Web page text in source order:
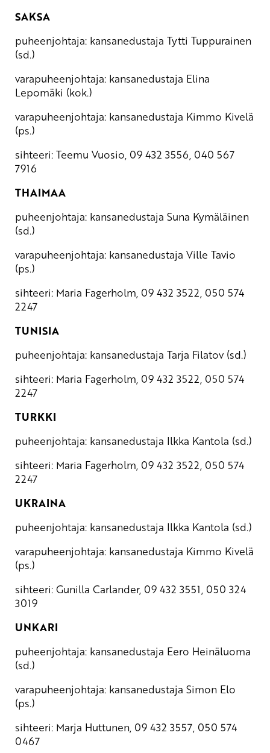
SAKSA
puheenjohtaja: kansanedustaja Tytti Tuppurainen
(sd.)
varapuheenjohtaja: kansanedustaja Elina
Lepomäki (kok.)
varapuheenjohtaja: kansanedustaja Kimmo Kivelä
(ps.)
sihteeri: Teemu Vuosio, 09 432 3556, 040 567
7916
THAIMAA
puheenjohtaja: kansanedustaja Suna Kymäläinen
(sd.)
varapuheenjohtaja: kansanedustaja Ville Tavio
(ps.)
sihteeri: Maria Fagerholm, 09 432 3522, 050 574
2247
TUNISIA
puheenjohtaja: kansanedustaja Tarja Filatov (sd.)
sihteeri: Maria Fagerholm, 09 432 3522, 050 574
2247
TURKKI
puheenjohtaja: kansanedustaja Ilkka Kantola (sd.)
sihteeri: Maria Fagerholm, 09 432 3522, 050 574
2247
UKRAINA
puheenjohtaja: kansanedustaja Ilkka Kantola (sd.)
varapuheenjohtaja: kansanedustaja Kimmo Kivelä
(ps.)
sihteeri: Gunilla Carlander, 09 432 3551, 050 324
3019
UNKARI
puheenjohtaja: kansanedustaja Eero Heinäluoma
(sd.)
varapuheenjohtaja: kansanedustaja Simon Elo
(ps.)
sihteeri: Marja Huttunen, 09 432 3557, 050 574
0467